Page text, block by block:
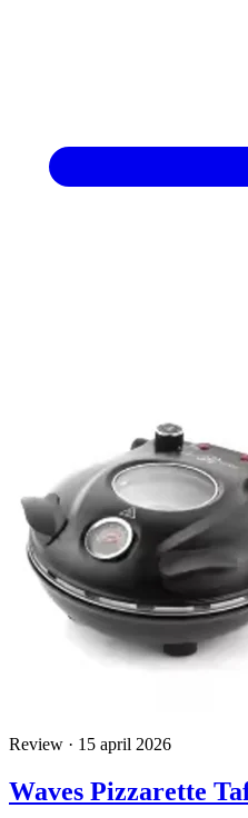
Review · 15 april 2026
Waves Pizzarette